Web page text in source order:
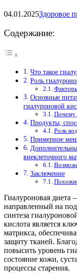
04.01.2025Здоровое
Содержание:
Что такое
Роль
Основные
гиалуроновой
Почему
Продукты,
Роль
Примерное
внеклеточного
Заключение
Гиалуроновая диета
направленный на
синтеза
кислота является
матрикса,
защиту тканей.
повысить уровень
состояние кожи,
процессы старения.